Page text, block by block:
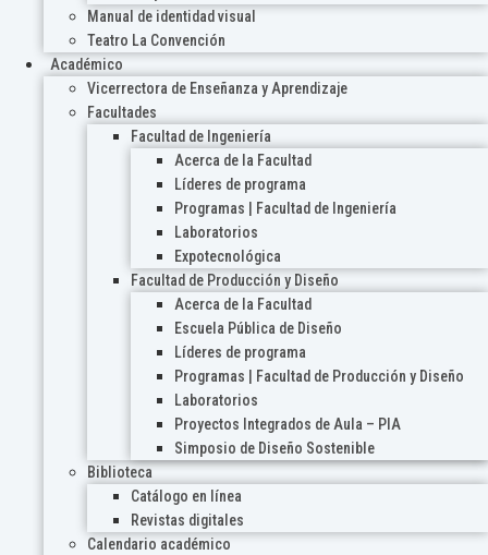
Manual de identidad visual
Teatro La Convención
Académico
Vicerrectora de Enseñanza y Aprendizaje
Facultades
Facultad de Ingeniería
Acerca de la Facultad
Líderes de programa
Programas | Facultad de Ingeniería
Laboratorios
Expotecnológica
Facultad de Producción y Diseño
Acerca de la Facultad
Escuela Pública de Diseño
Líderes de programa
Programas | Facultad de Producción y Diseño
Laboratorios
Proyectos Integrados de Aula – PIA
Simposio de Diseño Sostenible
Biblioteca
Catálogo en línea
Revistas digitales
Calendario académico